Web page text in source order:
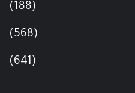
(188)
(568)
(641)